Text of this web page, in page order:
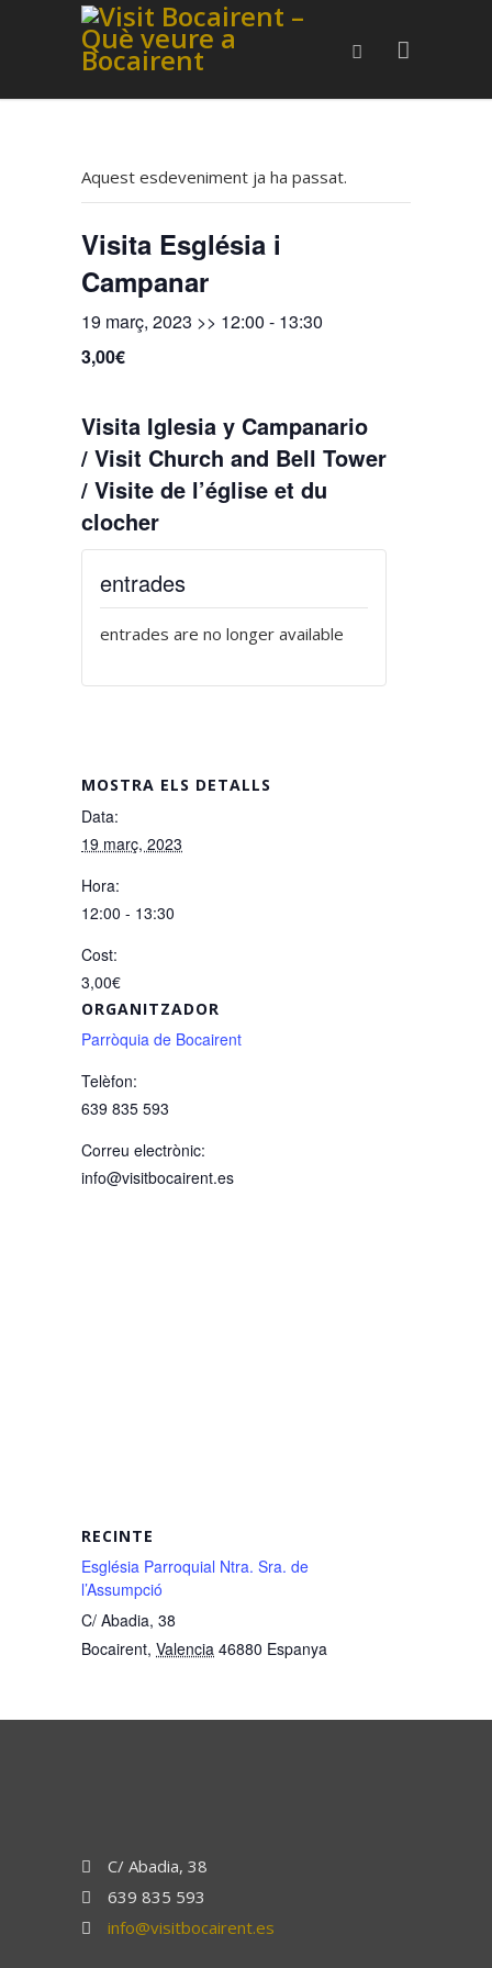
Aquest esdeveniment ja ha passat.
Visita Església i
Campanar
19 març, 2023 >> 12:00 - 13:30
3,00€
Visita Iglesia y Campanario
/ Visit Church and Bell Tower
/ Visite de l’église et du
clocher
MOSTRA ELS DETALLS
Data:
19 març, 2023
Hora:
12:00 - 13:30
Cost:
3,00€
ORGANITZADOR
Parròquia de Bocairent
Telèfon:
639 835 593
Correu electrònic:
info@visitbocairent.es
RECINTE
Església Parroquial Ntra. Sra. de
l’Assumpció
C/ Abadia, 38
Bocairent, Valencia 46880 Espanya
entrades
entrades are no longer available
C/ Abadia, 38
639 835 593
info@visitbocairent.es